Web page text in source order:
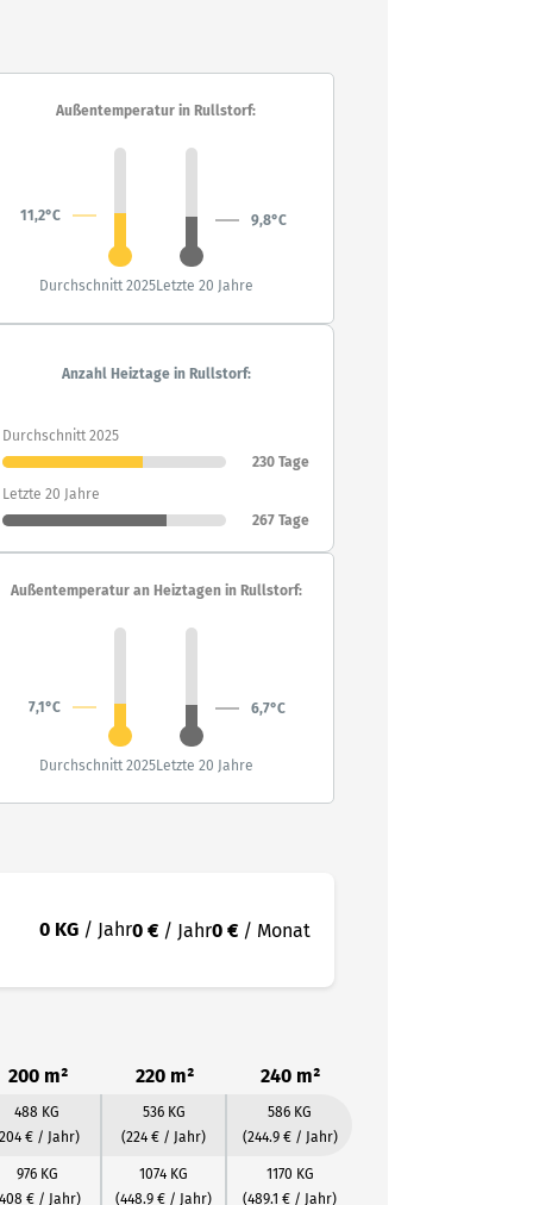
Außentemperatur in Rullstorf:
11,2°C 9,8°C
Durchschnitt 2025Letzte 20 Jahre
Anzahl Heiztage in Rullstorf:
Durchschnitt 2025
230 Tage
Letzte 20 Jahre
267 Tage
Außentemperatur an Heiztagen in Rullstorf:
7,1°C 6,7°C
Durchschnitt 2025Letzte 20 Jahre
0 KG / Jahr0 € / Jahr0 € / Monat
200 m² 220 m² 240 m²
488 KG
€ / Jahr)
536 KG
(224 € / Jahr)
586 KG
(244.9 € / Jahr)
976 KG
€ / Jahr)
1074 KG
(448.9 € / Jahr)
1170 KG
(489.1 € / Jahr)